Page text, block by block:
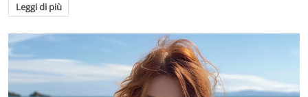
Leggi di più